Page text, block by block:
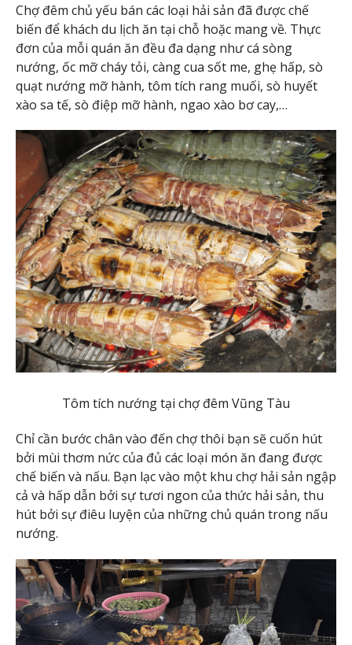
Chợ đêm chủ yếu bán các loại hải sản đã được chế
biến để khách du lịch ăn tại chỗ hoặc mang về. Thực
đơn của mỗi quán ăn đều đa dạng như cá sòng
nướng, ốc mỡ cháy tỏi, càng cua sốt me, ghẹ hấp, sò
quạt nướng mỡ hành, tôm tích rang muối, sò huyết
xào sa tế, sò điệp mỡ hành, ngao xào bơ cay,…
Tôm tích nướng tại chợ đêm Vũng Tàu
Chỉ cần bước chân vào đến chợ thôi bạn sẽ cuốn hút
bởi mùi thơm nức của đủ các loại món ăn đang được
chế biến và nấu. Bạn lạc vào một khu chợ hải sản ngập
cả và hấp dẫn bởi sự tươi ngon của thức hải sản, thu
hút bởi sự điêu luyện của những chủ quán trong nấu
nướng.